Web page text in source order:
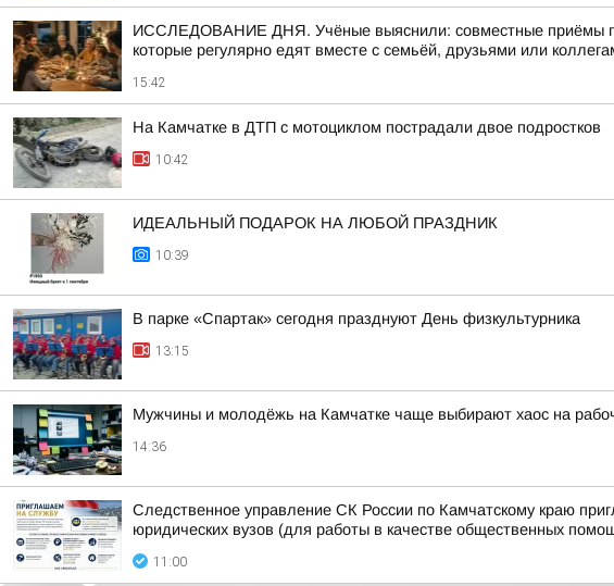
ИССЛЕДОВАНИЕ ДНЯ. Учёные выяснили: совместные приёмы
которые регулярно едят вместе с семьёй, друзьями или
15:42
На Камчатке в ДТП с мотоциклом пострадали двое подростков
10:42
ИДЕАЛЬНЫЙ ПОДАРОК НА ЛЮБОЙ ПРАЗДНИК
10:39
В парке «Спартак» сегодня празднуют День физкультурника
13:15
Мужчины и молодёжь на Камчатке чаще выбирают хаос на
14:36
Следственное управление СК России по Камчатскому краю
юридических вузов (для работы в качестве общественных
11:00